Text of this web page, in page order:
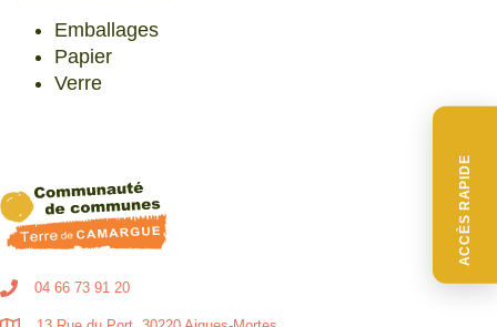
ACCÈS RAPIDE
Emballages
Papier
Verre
04 66 73 91 20